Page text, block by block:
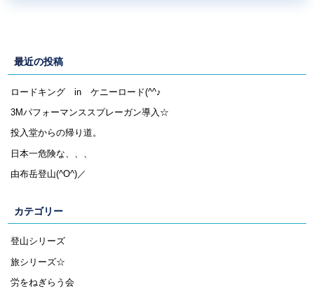
最近の投稿
ロードキング in ケニーロード(^^♪
3Mパフォーマンススプレーガン導入☆
投入堂からの帰り道。
日本一危険な、、、
由布岳登山(^O^)／
カテゴリー
登山シリーズ
旅シリーズ☆
労をねぎらう会